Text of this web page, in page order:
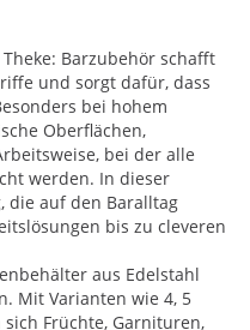
Barzubehör schafft
und sorgt dafür, dass
bei hohem
Oberflächen,
bei der alle
werden. In dieser
die auf den Baralltag
bis zu cleveren
aus Edelstahl
Mit Varianten wie 4, 5
Früchte, Garnituren,